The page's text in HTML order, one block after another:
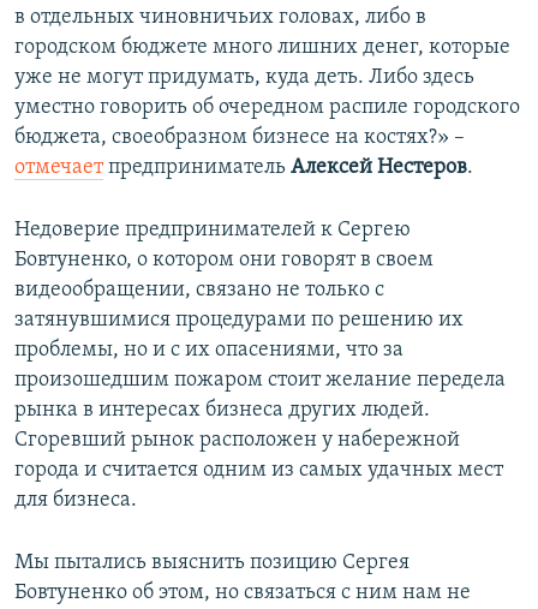
в отдельных чиновничьих головах, либо в
городском бюджете много лишних денег, которые
уже не могут придумать, куда деть. Либо здесь
уместно говорить об очередном распиле городского
бюджета, своеобразном бизнесе на костях?» –
отмечаетпредприниматель Алексей Нестеров.
Недоверие предпринимателей к Сергею
Бовтуненко, о котором они говорят в своем
видеообращении, связано не только с
затянувшимися процедурами по решению их
проблемы, но и с их опасениями, что за
произошедшим пожаром стоит желание передела
рынка в интересах бизнеса других людей.
Сгоревший рынок расположен у набережной
города и считается одним из самых удачных мест
для бизнеса.
Мы пытались выяснить позицию Сергея
Бовтуненко об этом, но связаться с ним нам не